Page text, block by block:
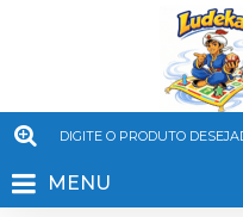
MENU